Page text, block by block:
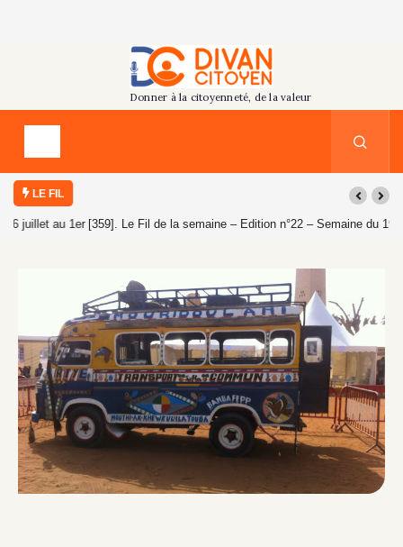
LE FIL
[359]. Le Fil de la semaine – Edition n°22 – Semaine du 19 au 25 juillet